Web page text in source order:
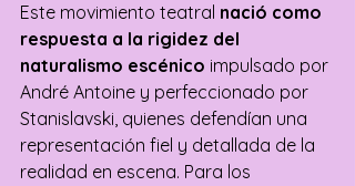
Este movimiento teatral nació como
respuesta a la rigidez del
naturalismo escénico impulsado por
André Antoine y perfeccionado por
Stanislavski, quienes defendían una
representación fiel y detallada de la
realidad en escena. Para los